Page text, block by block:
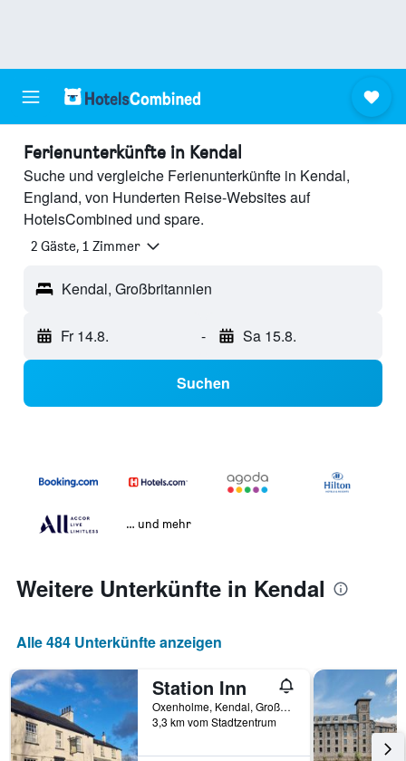
Ferienunterkünfte in Kendal
Suche und vergleiche Ferienunterkünfte in Kendal,
England, von Hunderten Reise-Websites auf
HotelsCombined und spare.
2 Gäste, 1 Zimmer
Kendal, Großbritannien
Fr 14.8. - Sa 15.8.
Suchen
… und mehr
Weitere Unterkünfte in Kendal
Alle 484 Unterkünfte anzeigen
Station Inn
Oxenholme, Kendal, Großbritannien
3,3 km vom Stadtzentrum